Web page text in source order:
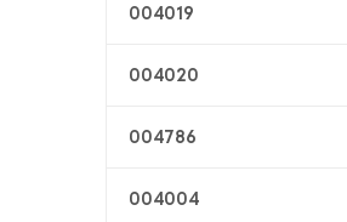
004019
004020
004786
004004